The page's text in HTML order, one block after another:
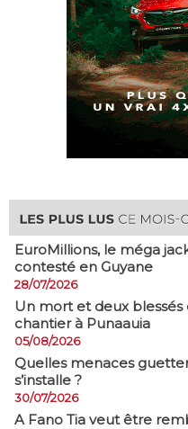
EuroMillions, ​le méga
contesté en Guyane
28/07/2026
​Un mort et deux blessés
chantier à Punaauia
05/08/2026
Quelles menaces
s’installe ?
30/07/2026
A Fano Tia veut être